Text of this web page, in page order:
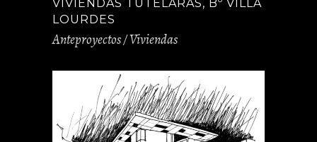
VIVIENDAS TUTELARAS, Bº VILLA
LOURDES
Anteproyectos / Viviendas